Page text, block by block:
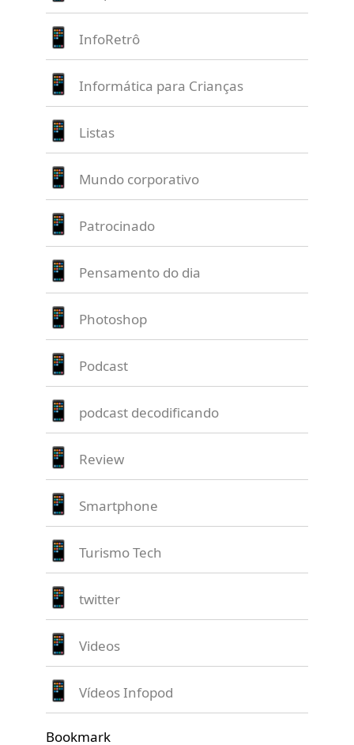
InfoRetrô
Informática para Crianças
Listas
Mundo corporativo
Patrocinado
Pensamento do dia
Photoshop
Podcast
podcast decodificando
Review
Smartphone
Turismo Tech
twitter
Videos
Vídeos Infopod
Bookmark